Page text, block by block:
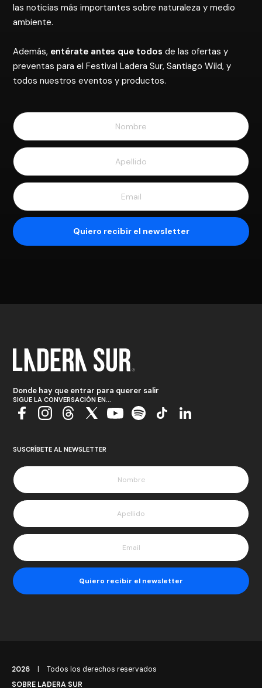
las noticias más importantes sobre naturaleza y medio
ambiente.
Además, entérate antes que todos de las ofertas y
preventas para el Festival Ladera Sur, Santiago Wild, y
todos nuestros eventos y productos.
Donde hay que entrar para querer salir
SIGUE LA CONVERSACIÓN EN...
SUSCRÍBETE AL NEWSLETTER
2026
Todos los derechos reservados
SOBRE LADERA SUR